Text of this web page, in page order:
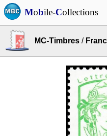
Mobile-Collections
MC-Timbres /